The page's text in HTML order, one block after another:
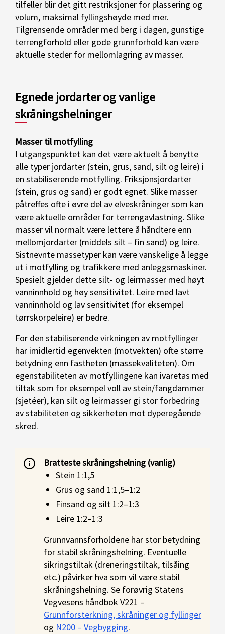
tilfeller blir det gitt restriksjoner for plassering og
volum, maksimal fyllingshøyde med mer.
Tilgrensende områder med berg i dagen, gunstige
terrengforhold eller gode grunnforhold kan være
aktuelle steder for mellomlagring av masser.
Egnede jordarter og vanlige
skråningshelninger
Masser til motfylling
I utgangspunktet kan det være aktuelt å benytte
alle typer jordarter (stein, grus, sand, silt og leire) i
en stabiliserende motfylling. Friksjonsjordarter
(stein, grus og sand) er godt egnet. Slike masser
påtreffes ofte i øvre del av elveskråninger som kan
være aktuelle områder for terrengavlastning. Slike
masser vil normalt være lettere å håndtere enn
mellomjordarter (middels silt – fin sand) og leire.
Sistnevnte massetyper kan være vanskelige å legge
ut i motfylling og trafikkere med anleggsmaskiner.
Spesielt gjelder dette silt- og leirmasser med høyt
vanninnhold og høy sensitivitet. Leire med lavt
vanninnhold og lav sensitivitet (for eksempel
tørrskorpeleire) er bedre.
For den stabiliserende virkningen av motfyllinger
har imidlertid egenvekten (motvekten) ofte større
betydning enn fastheten (massekvaliteten). Om
egenstabiliteten av motfyllingene kan ivaretas med
tiltak som for eksempel voll av stein/fangdammer
(sjetéer), kan silt og leirmasser gi stor forbedring
av stabiliteten og sikkerheten mot dyperegående
skred.
Bratteste skråningshelning (vanlig)
Stein 1:1,5
Grus og sand 1:1,5–1:2
Finsand og silt 1:2–1:3
Leire 1:2–1:3
Grunnvannsforholdene har stor betydning
for stabil skråningshelning. Eventuelle
sikringstiltak (dreneringstiltak, tilsåing
etc.) påvirker hva som vil være stabil
skråningshelning. Se forøvrig Statens
Vegvesens håndbok V221 –
Grunnforsterkning, skråninger og fyllinger
og N200 – Vegbygging.